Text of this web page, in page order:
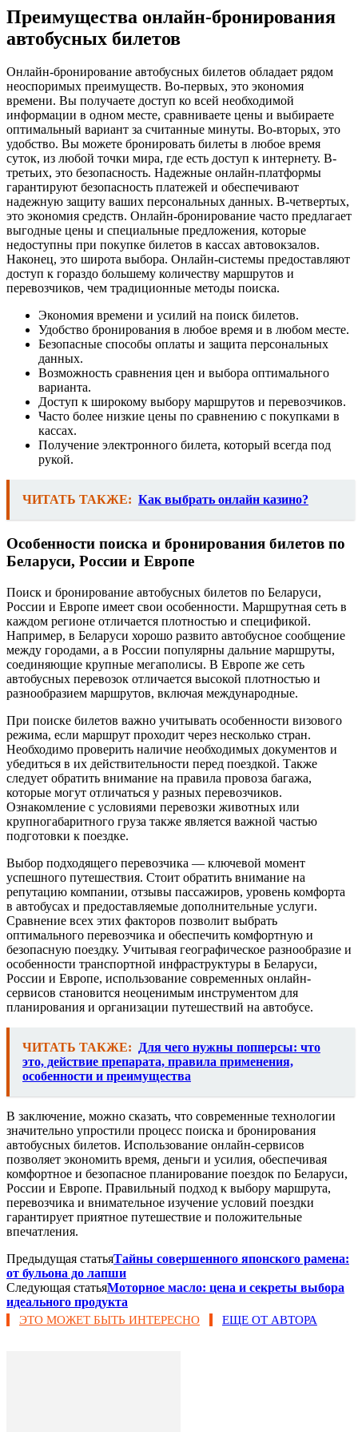
Преимущества онлайн-бронирования
автобусных билетов
Онлайн-бронирование автобусных билетов обладает рядом
неоспоримых преимуществ. Во-первых, это экономия
времени. Вы получаете доступ ко всей необходимой
информации в одном месте, сравниваете цены и выбираете
оптимальный вариант за считанные минуты. Во-вторых, это
удобство. Вы можете бронировать билеты в любое время
суток, из любой точки мира, где есть доступ к интернету. В-
третьих, это безопасность. Надежные онлайн-платформы
гарантируют безопасность платежей и обеспечивают
надежную защиту ваших персональных данных. В-четвертых,
это экономия средств. Онлайн-бронирование часто предлагает
выгодные цены и специальные предложения, которые
недоступны при покупке билетов в кассах автовокзалов.
Наконец, это широта выбора. Онлайн-системы предоставляют
доступ к гораздо большему количеству маршрутов и
перевозчиков, чем традиционные методы поиска.
Экономия времени и усилий на поиск билетов.
Удобство бронирования в любое время и в любом месте.
Безопасные способы оплаты и защита персональных
данных.
Возможность сравнения цен и выбора оптимального
варианта.
Доступ к широкому выбору маршрутов и перевозчиков.
Часто более низкие цены по сравнению с покупками в
кассах.
Получение электронного билета, который всегда под
рукой.
ЧИТАТЬ ТАКЖЕ: Как выбрать онлайн казино?
Особенности поиска и бронирования билетов по
Беларуси, России и Европе
Поиск и бронирование автобусных билетов по Беларуси,
России и Европе имеет свои особенности. Маршрутная сеть в
каждом регионе отличается плотностью и спецификой.
Например, в Беларуси хорошо развито автобусное сообщение
между городами, а в России популярны дальние маршруты,
соединяющие крупные мегаполисы. В Европе же сеть
автобусных перевозок отличается высокой плотностью и
разнообразием маршрутов, включая международные.
При поиске билетов важно учитывать особенности визового
режима, если маршрут проходит через несколько стран.
Необходимо проверить наличие необходимых документов и
убедиться в их действительности перед поездкой. Также
следует обратить внимание на правила провоза багажа,
которые могут отличаться у разных перевозчиков.
Ознакомление с условиями перевозки животных или
крупногабаритного груза также является важной частью
подготовки к поездке.
Выбор подходящего перевозчика — ключевой момент
успешного путешествия. Стоит обратить внимание на
репутацию компании, отзывы пассажиров, уровень комфорта
в автобусах и предоставляемые дополнительные услуги.
Сравнение всех этих факторов позволит выбрать
оптимального перевозчика и обеспечить комфортную и
безопасную поездку. Учитывая географическое разнообразие и
особенности транспортной инфраструктуры в Беларуси,
России и Европе, использование современных онлайн-
сервисов становится неоценимым инструментом для
планирования и организации путешествий на автобусе.
ЧИТАТЬ ТАКЖЕ:
Для чего нужны попперсы: что
это, действие препарата, правила применения,
особенности и преимущества
В заключение, можно сказать, что современные технологии
значительно упростили процесс поиска и бронирования
автобусных билетов. Использование онлайн-сервисов
позволяет экономить время, деньги и усилия, обеспечивая
комфортное и безопасное планирование поездок по Беларуси,
России и Европе. Правильный подход к выбору маршрута,
перевозчика и внимательное изучение условий поездки
гарантирует приятное путешествие и положительные
впечатления.
Предыдущая статьяТайны совершенного японского рамена:
от бульона до лапши
Следующая статьяМоторное масло: цена и секреты выбора
идеального продукта
ЭТО МОЖЕТ БЫТЬ ИНТЕРЕСНО ЕЩЕ ОТ АВТОРА